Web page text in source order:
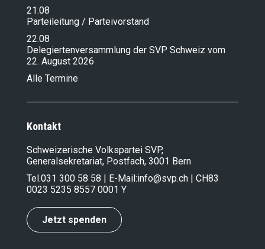
21.08
Parteileitung / Parteivorstand
22.08
Delegiertenversammlung der SVP Schweiz vom
22. August 2026
Alle Termine
Kontakt
Schweizerische Volkspartei SVP,
Generalsekretariat, Postfach, 3001 Bern
Tel.031 300 58 58 | E-Mail:info@svp.ch | CH83
0023 5235 8557 0001 Y
Jetzt spenden